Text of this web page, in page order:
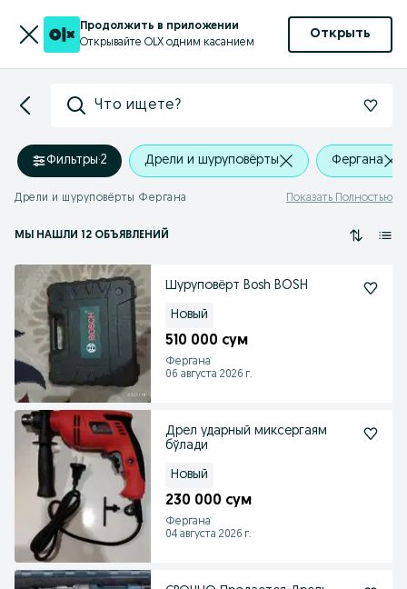
Продолжить в приложении
Открывайте OLX одним касанием
Открыть
Что ищете?
Фильтры·2 Дрели и шуруповёрты Фергана
Дрели и шуруповёрты Фергана Показать Полностью
МЫ НАШЛИ 12 ОБЪЯВЛЕНИЙ
Шуруповёрт Bosh BOSH
Новый
510 000 сум
Фергана
06 августа 2026 г.
Дрел ударный миксергаям
бўлади
Новый
230 000 сум
Фергана
04 августа 2026 г.